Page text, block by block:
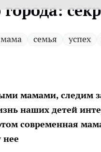
мама семья успех
мамами, следим
наших детей
современная